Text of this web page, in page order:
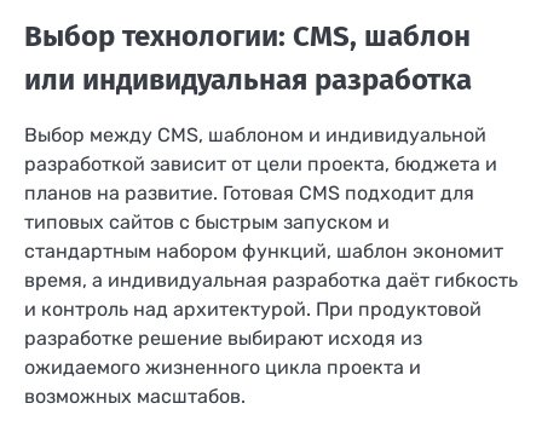
Выбор технологии: CMS, шаблон
или индивидуальная разработка
Выбор между CMS, шаблоном и индивидуальной
разработкой зависит от цели проекта, бюджета и
планов на развитие. Готовая CMS подходит для
типовых сайтов с быстрым запуском и
стандартным набором функций, шаблон экономит
время, а индивидуальная разработка даёт гибкость
и контроль над архитектурой. При продуктовой
разработке решение выбирают исходя из
ожидаемого жизненного цикла проекта и
возможных масштабов.